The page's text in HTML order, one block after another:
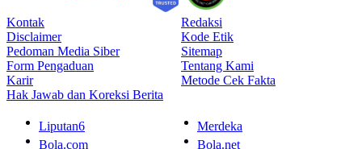
Kontak
Redaksi
Disclaimer
Kode Etik
Pedoman Media Siber
Sitemap
Form Pengaduan
Tentang Kami
Karir
Metode Cek Fakta
Hak Jawab dan Koreksi Berita
Liputan6
Merdeka
Bola.com
Bola.net